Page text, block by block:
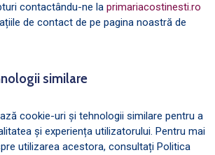
contactându-ne la primariacostinesti.ro
de contact de pe pagina noastră de
similare
cookie-uri și tehnologii similare pentru a
și experiența utilizatorului. Pentru mai
utilizarea acestora, consultați Politica